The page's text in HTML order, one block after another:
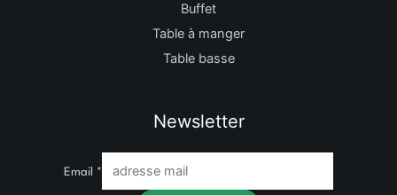
Buffet
Table à manger
Table basse
Newsletter
Email *